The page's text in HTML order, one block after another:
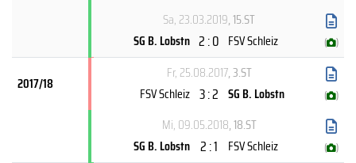
Sa, 23.03.2019, 15.ST
SG B. Lobstn 2 : 0 FSV Schleiz ( )
2017/18
Fr, 25.08.2017, 3.ST
FSV Schleiz 3 : 2 SG B. Lobstn ( )
Mi, 09.05.2018, 18.ST
SG B. Lobstn 2 : 1 FSV Schleiz ( )